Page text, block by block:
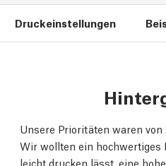
Druckeinstellungen
Unsere Prioritäten waren
Wir wollten ein hochwertiges
leicht drucken lässt, eine